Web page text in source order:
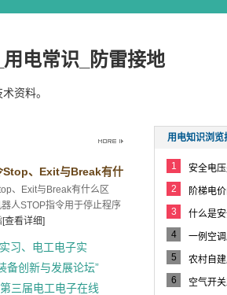
电常识_防雷接地
资料。
Stop、Exit与Break有什
、Exit与Break有什么区
人STOP指令用于停止程序
[查看详细]
习、电工电子实
课通知
备创新与发展论坛”
04.12
三届电工电子在线
04.12
用电知识浏览
1
安全电
少？
2
阶梯电
3
什么是
些
4
一例空
5
农村自
6
空气开